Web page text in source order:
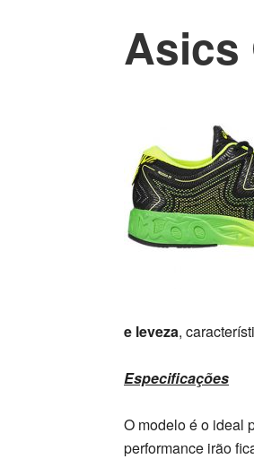
Asics
e leveza,
Especificações
O modelo é o ideal
performance irão